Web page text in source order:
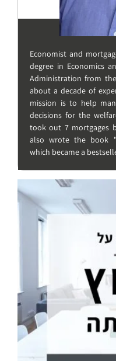
Economist and
degree in Economics
Administration from
about a decade of
mission is to help
decisions for the
took out 7 mortgages
also wrote the book
which became a